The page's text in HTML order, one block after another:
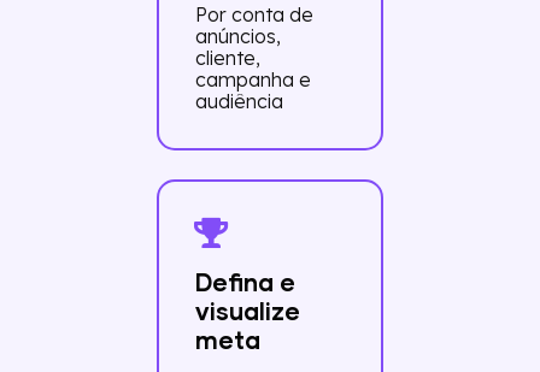
Por conta de
anúncios,
cliente,
campanha e
audiência
Defina e
visualize
meta